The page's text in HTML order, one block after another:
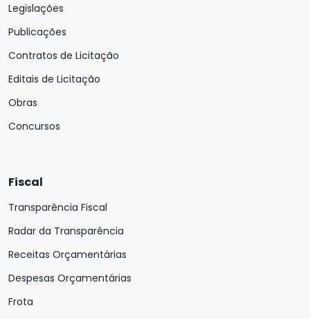
Legislações
Publicações
Contratos de Licitação
Editais de Licitação
Obras
Concursos
Fiscal
Transparência Fiscal
Radar da Transparência
Receitas Orçamentárias
Despesas Orçamentárias
Frota